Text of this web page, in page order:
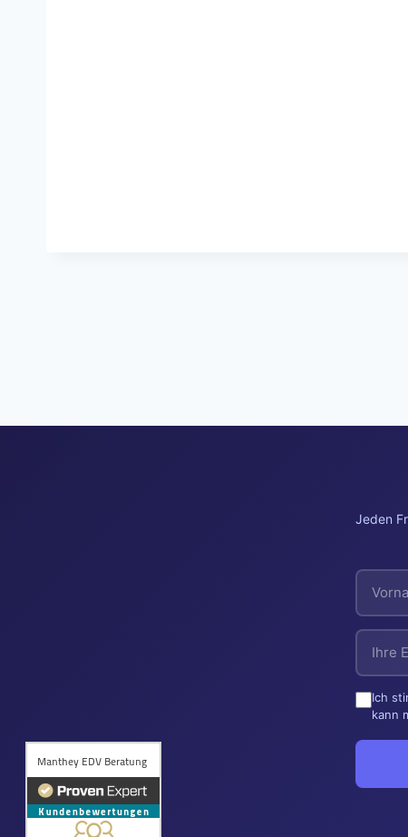
Jeden
Ich
kann